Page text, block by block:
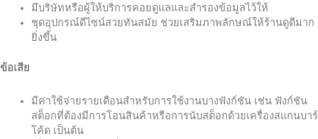
มีบริษัทหรือผู้ให้บริการคอยดูแลและสำรองข้อมูลไว้ให้
ชุดอุปกรณ์ดีไซน์สวยทันสมัย ช่วยเสริมภาพลักษณ์ให้ร้านดูดีมาก
ยิ่งขึ้น
ข้อเสีย
มีค่าใช้จ่ายรายเดือนสำหรับการใช้งานบางฟังก์ชัน เช่น ฟังก์ชัน
สต็อกที่ต้องมีการโอนสินค้าหรือการนับสต็อกด้วยเครื่องสแกนบาร์
โค้ด เป็นต้น